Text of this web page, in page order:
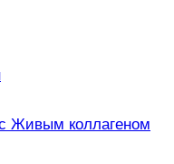
Живым коллагеном